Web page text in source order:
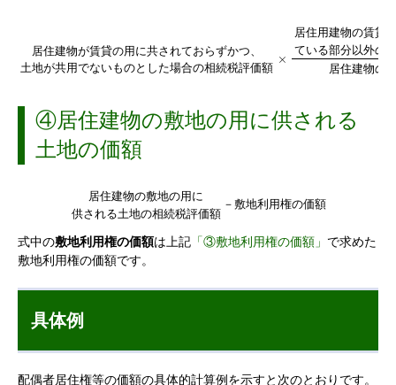
居住建物が賃貸の用に共されてお らずかつ
土地が共用でないものと し た場合の相続税評価額
×
居住用建物の賃貸
ている部分以外の
居住建物の
④居住建物の敷地の用に供される
土地の価額
居住建物の敷地の用 に
供される土地の相続税評価額
－敷地利 用権の価額
式中の敷地利用権の価額は上記 「③敷地利用権の価額」 で求めた
敷地利用権の価額です。
具体例
配偶者居住権等の価額の具体的計算例を示すと次のとおりです。